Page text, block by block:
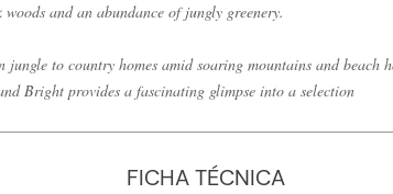
and an abundance of jungly greenery.
to country homes amid soaring mountains and beach
Bright provides a fascinating glimpse into a selection
FICHA TÉCNICA